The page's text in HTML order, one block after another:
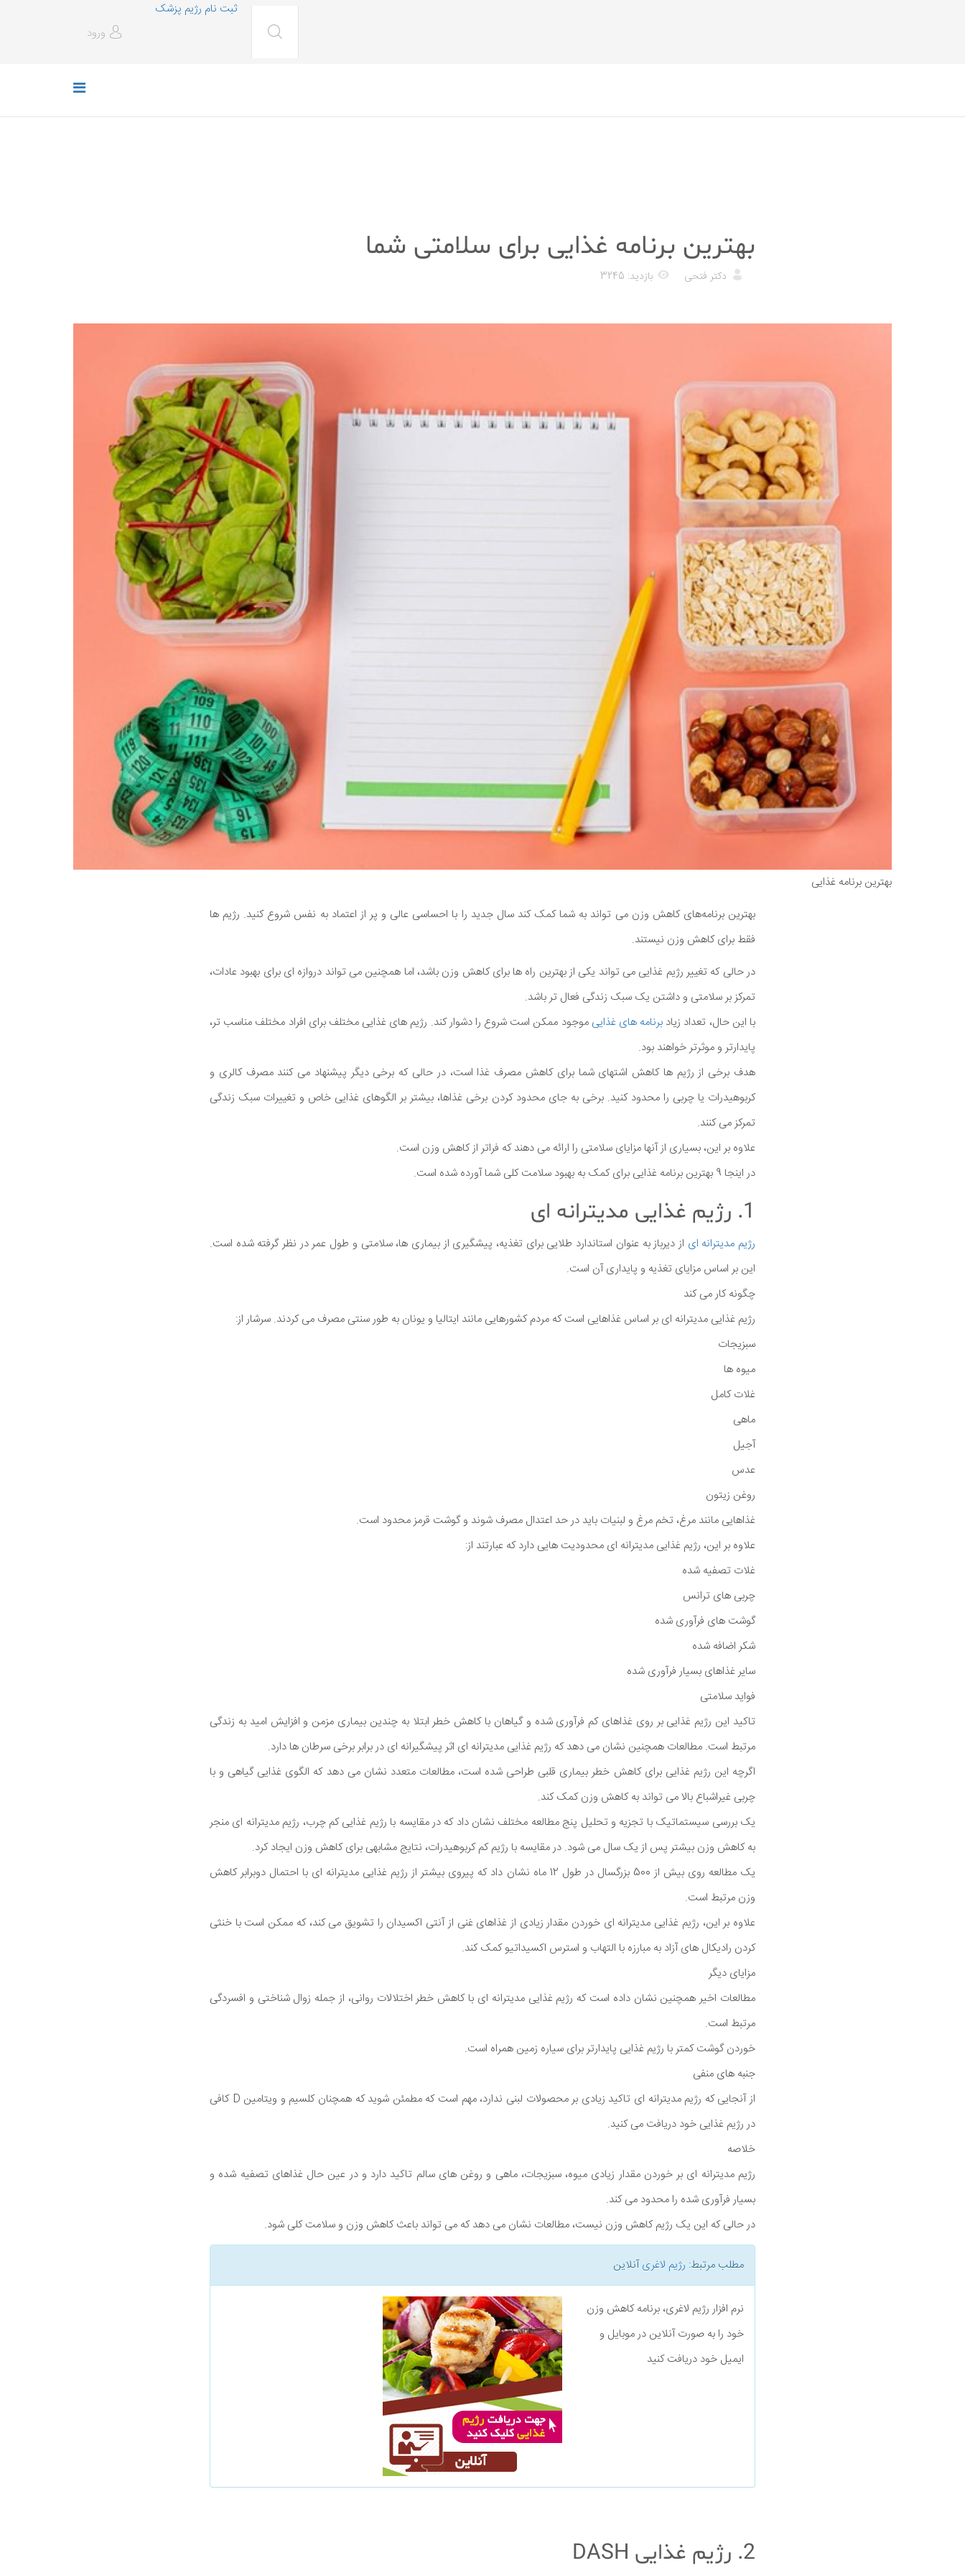
ثبت نام رژیم پزشک
ورود
بهترین برنامه غذایی برای سلامتی شما
دکتر فتحی بازدید: 3245
بهترین برنامه غذایی
بهترین برنامه‌های کاهش وزن می ‌تواند به شما کمک کند سال جدید را با احساسی عالی و پر از اعتماد به نفس شروع کنید. رژیم ها
فقط برای کاهش وزن نیستند.
در حالی که تغییر رژیم غذایی می تواند یکی از بهترین راه ها برای کاهش وزن باشد، اما همچنین می تواند دروازه ای برای بهبود عادات،
تمرکز بر سلامتی و داشتن یک سبک زندگی فعال تر باشد.
با این حال، تعداد زیاد برنامه های غذاییموجود ممکن است شروع را دشوار کند. رژیم های غذایی مختلف برای افراد مختلف مناسب تر،
پایدارتر و موثرتر خواهند بود.
هدف برخی از رژیم ها کاهش اشتهای شما برای کاهش مصرف غذا است، در حالی که برخی دیگر پیشنهاد می کنند مصرف کالری و
کربوهیدرات یا چربی را محدود کنید. برخی به جای محدود کردن برخی غذاها، بیشتر بر الگوهای غذایی خاص و تغییرات سبک زندگی
تمرکز می کنند.
علاوه بر این، بسیاری از آنها مزایای سلامتی را ارائه می دهند که فراتر از کاهش وزن است.
در اینجا 9 بهترین برنامه غذایی برای کمک به بهبود سلامت کلی شما آورده شده است.
1. رژیم غذایی مدیترانه ای
رژیم مدیترانه ای از دیرباز به عنوان استاندارد طلایی برای تغذیه، پیشگیری از بیماری ها، سلامتی و طول عمر در نظر گرفته شده است.
این بر اساس مزایای تغذیه و پایداری آن است.
چگونه کار می کند
رژیم غذایی مدیترانه ای بر اساس غذاهایی است که مردم کشورهایی مانند ایتالیا و یونان به طور سنتی مصرف می کردند. سرشار از:
سبزیجات
میوه ها
غلات کامل
ماهی
آجیل
عدس
روغن زیتون
غذاهایی مانند مرغ، تخم مرغ و لبنیات باید در حد اعتدال مصرف شوند و گوشت قرمز محدود است.
علاوه بر این، رژیم غذایی مدیترانه ای محدودیت هایی دارد که عبارتند از:
غلات تصفیه شده
چربی های ترانس
گوشت های فرآوری شده
شکر اضافه شده
سایر غذاهای بسیار فرآوری شده
فواید سلامتی
تاکید این رژیم غذایی بر روی غذاهای کم فرآوری شده و گیاهان با کاهش خطر ابتلا به چندین بیماری مزمن و افزایش امید به زندگی
مرتبط است. مطالعات همچنین نشان می دهد که رژیم غذایی مدیترانه ای اثر پیشگیرانه ای در برابر برخی سرطان ها دارد.
اگرچه این رژیم غذایی برای کاهش خطر بیماری قلبی طراحی شده است، مطالعات متعدد نشان می دهد که الگوی غذایی گیاهی و با
چربی غیراشباع بالا می تواند به کاهش وزن کمک کند.
یک بررسی سیستماتیک با تجزیه و تحلیل پنج مطالعه مختلف نشان داد که در مقایسه با رژیم غذایی کم چرب، رژیم مدیترانه ای منجر
به کاهش وزن بیشتر پس از یک سال می شود. در مقایسه با رژیم کم کربوهیدرات، نتایج مشابهی برای کاهش وزن ایجاد کرد.
یک مطالعه روی بیش از 500 بزرگسال در طول 12 ماه نشان داد که پیروی بیشتر از رژیم غذایی مدیترانه ای با احتمال دوبرابر کاهش
وزن مرتبط است.
علاوه بر این، رژیم غذایی مدیترانه ای خوردن مقدار زیادی از غذاهای غنی از آنتی اکسیدان را تشویق می کند، که ممکن است با خنثی
کردن رادیکال های آزاد به مبارزه با التهاب و استرس اکسیداتیو کمک کند.
مزایای دیگر
مطالعات اخیر همچنین نشان داده است که رژیم غذایی مدیترانه ای با کاهش خطر اختلالات روانی، از جمله زوال شناختی و افسردگی
مرتبط است.
خوردن گوشت کمتر با رژیم غذایی پایدارتر برای سیاره زمین همراه است.
جنبه های منفی
از آنجایی که رژیم مدیترانه ای تاکید زیادی بر محصولات لبنی ندارد، مهم است که مطمئن شوید که همچنان کلسیم و ویتامین D کافی
در رژیم غذایی خود دریافت می کنید.
خلاصه
رژیم مدیترانه ای بر خوردن مقدار زیادی میوه، سبزیجات، ماهی و روغن های سالم تاکید دارد و در عین حال غذاهای تصفیه شده و
بسیار فرآوری شده را محدود می کند.
در حالی که این یک رژیم کاهش وزن نیست، مطالعات نشان می دهد که می تواند باعث کاهش وزن و سلامت کلی شود.
مطلب مرتبط: رژیم لاغریآنلاین
نرم افزار رژیم لاغری، برنامه کاهش وزن
خود را به صورت آنلاین در موبایل و
ایمیل خود دریافت کنید
2. رژیم غذایی DASH